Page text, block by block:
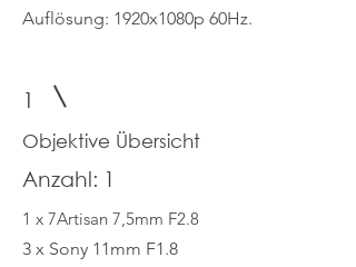
Auflösung: 1920x1080p 60Hz.
1
Objektive Übersicht
Anzahl: 1
1 x 7Artisan 7,5mm F2.8
3 x Sony 11mm F1.8